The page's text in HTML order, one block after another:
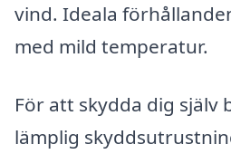
vind. Ideala
med mild temperatur.
För att skydda dig själv
lämplig